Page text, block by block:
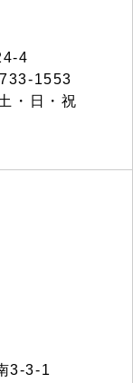
4
1553
・日・祝
3-3-1